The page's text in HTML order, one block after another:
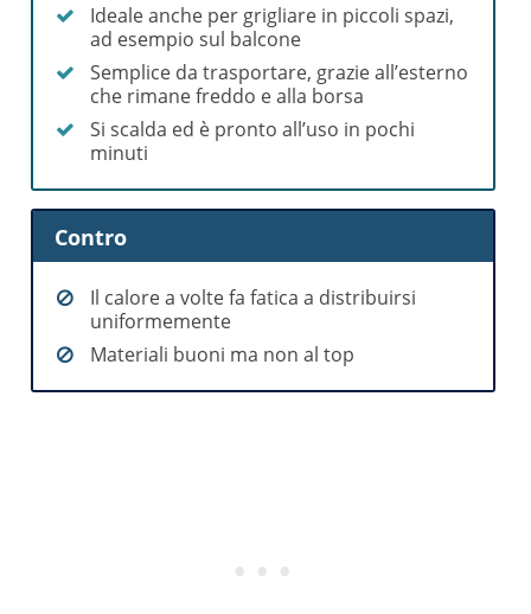
Ideale anche per grigliare in piccoli spazi,
ad esempio sul balcone
Semplice da trasportare, grazie all’esterno
che rimane freddo e alla borsa
Si scalda ed è pronto all’uso in pochi
minuti
Contro
Il calore a volte fa fatica a distribuirsi
uniformemente
Materiali buoni ma non al top